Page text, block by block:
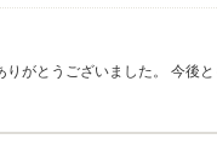
がとうございました。 今後